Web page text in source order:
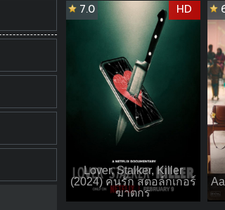
Lover, Stalker, Killer
(2024) คนรัก สตอล์กเกอร์
ฆาตกร
7.0 HD